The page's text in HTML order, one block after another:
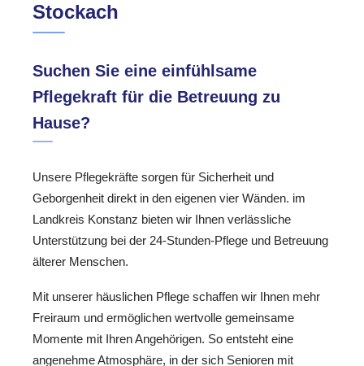
Stockach
Suchen Sie eine einfühlsame
Pflegekraft für die Betreuung zu
Hause?
Unsere Pflegekräfte sorgen für Sicherheit und
Geborgenheit direkt in den eigenen vier Wänden. im
Landkreis Konstanz bieten wir Ihnen verlässliche
Unterstützung bei der 24-Stunden-Pflege und Betreuung
älterer Menschen.
Mit unserer häuslichen Pflege schaffen wir Ihnen mehr
Freiraum und ermöglichen wertvolle gemeinsame
Momente mit Ihren Angehörigen. So entsteht eine
angenehme Atmosphäre, in der sich Senioren mit